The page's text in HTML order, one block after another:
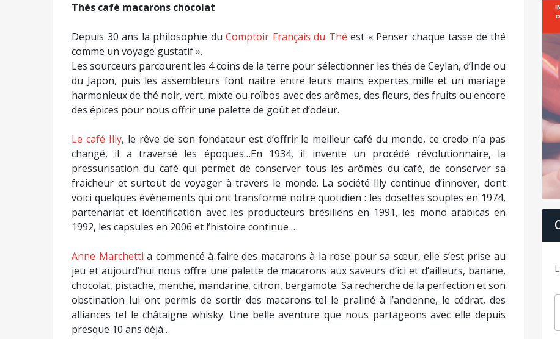
Thés café macarons chocolat
Depuis 30 ans la philosophie du Comptoir Français du Thé est « Penser chaque tasse de thé
comme un voyage gustatif ».
Les sourceurs parcourent les 4 coins de la terre pour sélectionner les thés de Ceylan, d’Inde ou
du Japon, puis les assembleurs font naitre entre leurs mains expertes mille et un mariage
harmonieux de thé noir, vert, mixte ou roïbos avec des arômes, des fleurs, des fruits ou encore
des épices pour nous offrir une palette de goût et d’odeur.
Le café Illy, le rêve de son fondateur est d’offrir le meilleur café du monde, ce credo n’a pas
changé, il a traversé les époques…En 1934, il invente un procédé révolutionnaire, la
pressurisation du café qui permet de conserver tous les arômes du café, de conserver sa
fraicheur et surtout de voyager à travers le monde. La société Illy continue d’innover, dont
voici quelques événements qui ont transformé notre quotidien : les dosettes souples en 1974,
partenariat et identification avec les producteurs brésiliens en 1991, les mono arabicas en
1992, les capsules en 2006 et l’histoire continue …
Anne Marchetti a commencé à faire des macarons à la rose pour sa sœur, elle s’est prise au
jeu et aujourd’hui nous offre une palette de macarons aux saveurs d’ici et d’ailleurs, banane,
chocolat, pistache, menthe, mandarine, citron, bergamote. Sa recherche de la perfection et son
obstination lui ont permis de sortir des macarons tel le praliné à l’ancienne, le cédrat, des
alliances tel le châtaigne whisky. Une belle aventure que nous partageons avec elle depuis
presque 10 ans déjà…